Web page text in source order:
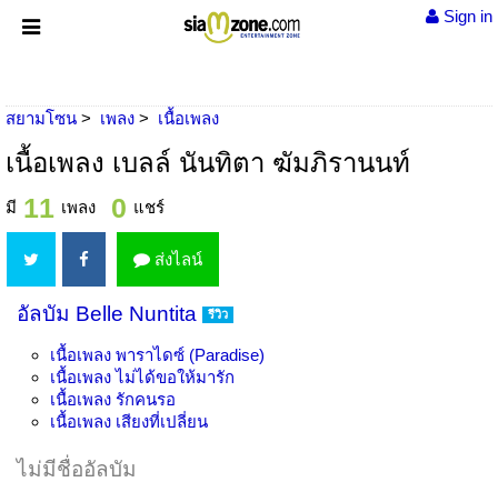
Sign in
สยามโซน เพลง เนื้อเพลง
เนื้อเพลง เบลล์ นันทิตา ฆัมภิรานนท์
มี 11 เพลง 0 แชร์
ส่งไลน์
อัลบัม Belle Nuntita รีวิว
เนื้อเพลง พาราไดซ์ (Paradise)
เนื้อเพลงไม่ได้ขอให้มารัก
เนื้อเพลง รักคนรอ
เนื้อเพลง เสียงที่เปลี่ยน
ไม่มีชื่ออัลบัม